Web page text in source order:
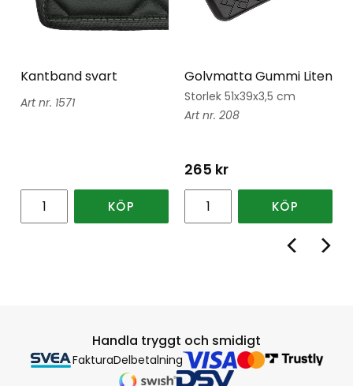
Kantband svart
1571
KÖP
Golvmatta Gummi Liten
Storlek 51x39x3,5 cm
208
265 kr
KÖP
Handla tryggt och smidigt
FakturaDelbetalning